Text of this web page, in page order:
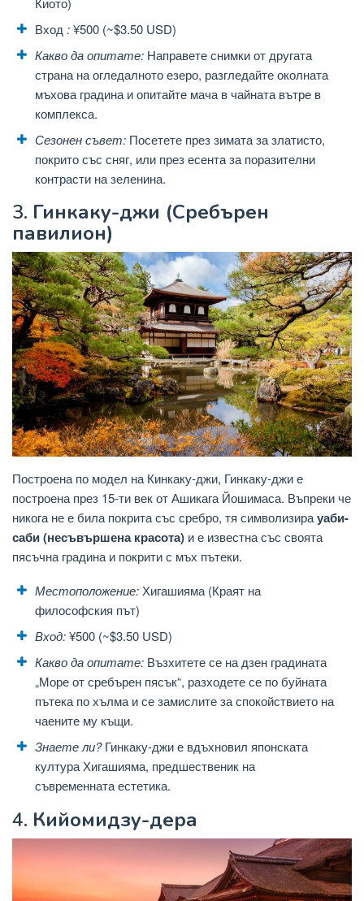
Вход :¥500 (~$3.50 USD)
Какво да опитате: Направете снимки от другата
страна на огледалното езеро, разгледайте околната
мъхова градина и опитайте мача в чайната вътре в
комплекса.
Сезонен съвет: Посетете през зимата за златисто,
покрито със сняг, или през есента за поразителни
контрасти на зеленина.
3. Гинкаку-джи (Сребърен
павилион)
Построена по модел на Кинкаку-джи, Гинкаку-джи е
построена през 15-ти век от Ашикага Йошимаса. Въпреки че
никога не е била покрита със сребро, тя символизирауаби-
саби (несъвършена красота) и е известна със своята
пясъчна градина и покрити с мъх пътеки.
Местоположение:Хигашияма (Краят на
философския път)
Вход:¥500 (~$3.50 USD)
Какво да опитате: Възхитете се на дзен градината
„Море от сребърен пясък“, разходете се по буйната
пътека по хълма и се замислите за спокойствието на
чаените му къщи.
Знаете ли?Гинкаку-джи е вдъхновил японската
култура Хигашияма, предшественик на
съвременната естетика.
4. Кийомидзу-дера